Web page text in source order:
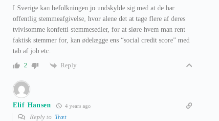
I Sverige kan befolkningen jo undskylde sig med at de har
offentlig stemmeafgivelse, hvor alene det at tage flere af deres
tvivlsomme konfetti-stemmesedler, for at sløre hvem man rent
faktisk stemmer for, kan ødelægge ens “social credit score” med
tab af job etc.
2
Reply
Elif Hansen 4 years ago
Reply to Træt